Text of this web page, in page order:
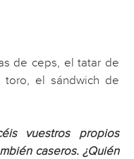
de ceps, el tatar de
toro, el sándwich de
vuestros propios
caseros. ¿Quién